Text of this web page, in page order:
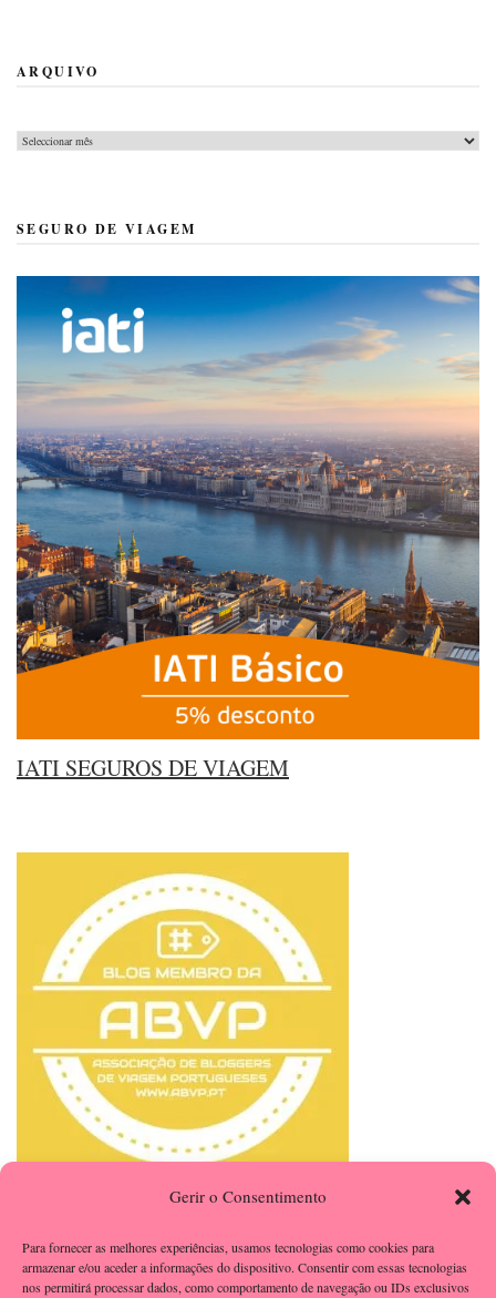
Gerir o Consentimento
Para fornecer as melhores experiências, usamos tecnologias como cookies para
armazenar e/ou aceder a informações do dispositivo. Consentir com essas tecnologias
nos permitirá processar dados, como comportamento de navegação ou IDs exclusivos
ARQUIVO
SEGURO DE VIAGEM
IATI SEGUROS DE VIAGEM